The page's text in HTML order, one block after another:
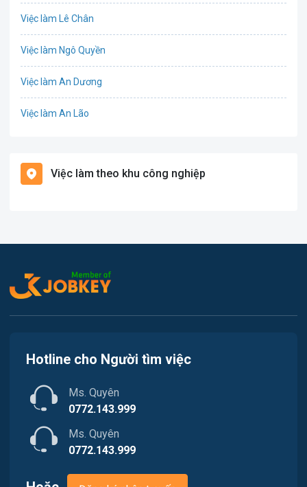
Văn Phòng
Lao Động Phổ Thông
Nhà hàng / Khách sạn
Nhân sự
Việc làm Lê Chân
Việc làm Ngô Quyền
Việc làm An Dương
Việc làm An Lão
Việc làm Cát Hải
Việc làm Tiên Lãng
Việc làm Hòa Bình
Việc làm Nam Triệu
Việc làm Bạch Đằng
Việc làm theo khu công nghiệp
Hotline cho Người tìm việc
Ms. Quyên
0772.143.999
Ms. Quyên
0772.143.999